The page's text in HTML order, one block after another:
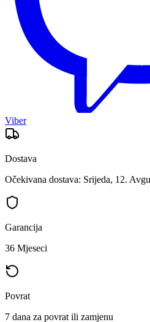
Viber
Dostava
Očekivana dostava: Srijeda, 12.
Garancija
36 Mjeseci
Povrat
7 dana za povrat ili zamjenu